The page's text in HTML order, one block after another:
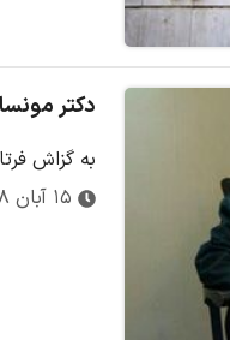
دکتر
به گزاش
۱۵ آبان ۱۳۹۸